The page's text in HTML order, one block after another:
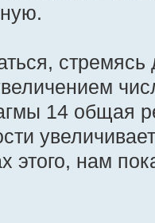
14 общая
этого, нам